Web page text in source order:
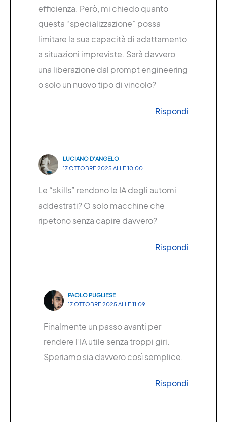
efficienza. Però, mi chiedo quanto
questa “specializzazione” possa
limitare la sua capacità di adattamento
a situazioni impreviste. Sarà davvero
una liberazione dal prompt engineering
o solo un nuovo tipo di vincolo?
Rispondi
LUCIANO D’ANGELO
17 OTTOBRE 2025 ALLE 10:00
Le “skills” rendono le IA degli automi
addestrati? O solo macchine che
ripetono senza capire davvero?
Rispondi
PAOLO PUGLIESE
17 OTTOBRE 2025 ALLE 11:09
Finalmente un passo avanti per
rendere l’IA utile senza troppi giri.
Speriamo sia davvero così semplice.
Rispondi